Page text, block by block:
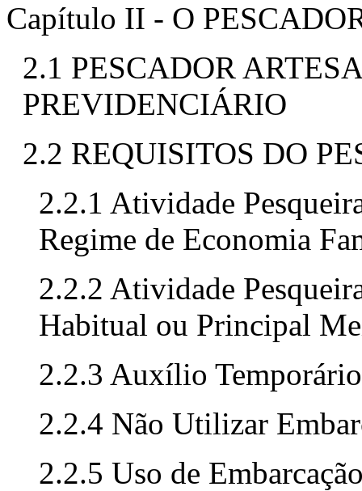
Capítulo II - O
2.1 PESCADOR
PREVIDENCIÁRIO
2.2 REQUISITOS DO
2.2.1 Atividade
Regime de Economia
2.2.2 Atividade
Habitual ou Principal
2.2.3 Auxílio
2.2.4 Não Utilizar
2.2.5 Uso de